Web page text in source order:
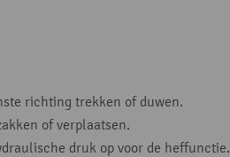
richting trekken of duwen.
of verplaatsen.
druk op voor de heffunctie.